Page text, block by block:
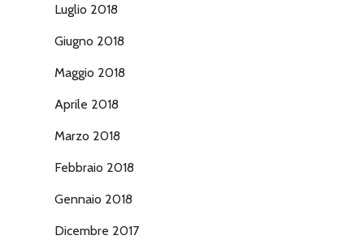
Luglio 2018
Giugno 2018
Maggio 2018
Aprile 2018
Marzo 2018
Febbraio 2018
Gennaio 2018
Dicembre 2017